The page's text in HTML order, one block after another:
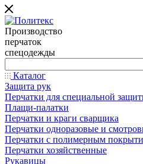
Производство
перчаток
спецодежды
Каталог
Защита рук
Перчатки для специальной
Плащи-палатки
Перчатки и краги сварщика
Перчатки одноразовые и
Перчатки с полимерным
Перчатки хозяйственные
Рукавицы